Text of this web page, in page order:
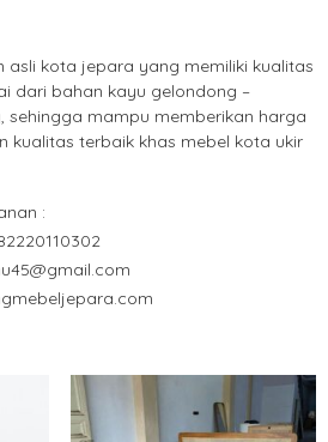
asli kota jepara yang memiliki kualitas
dari bahan kayu gelondong –
sehingga mampu memberikan harga
kualitas terbaik khas mebel kota ukir
: